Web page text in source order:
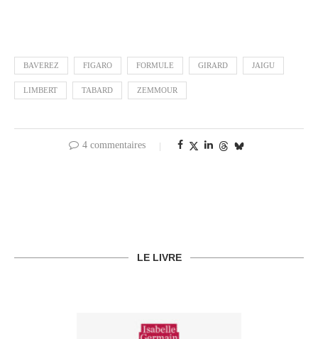
BAVEREZ FIGARO FORMULE GIRARD JAIGU
LIMBERT TABARD ZEMMOUR
4 commentaires
LE LIVRE